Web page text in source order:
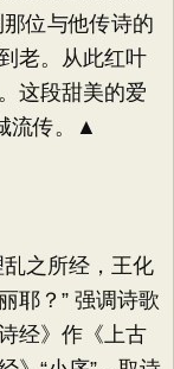
位与他传诗的
老。从此红叶
这段甜美的爱
流传。▲
之所经，王化
耶？” 强调诗歌
经》作《上古